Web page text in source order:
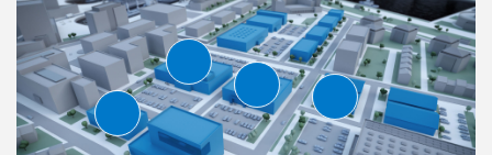
A
A I 生成图片
A I 生成图片
A I 生成图片